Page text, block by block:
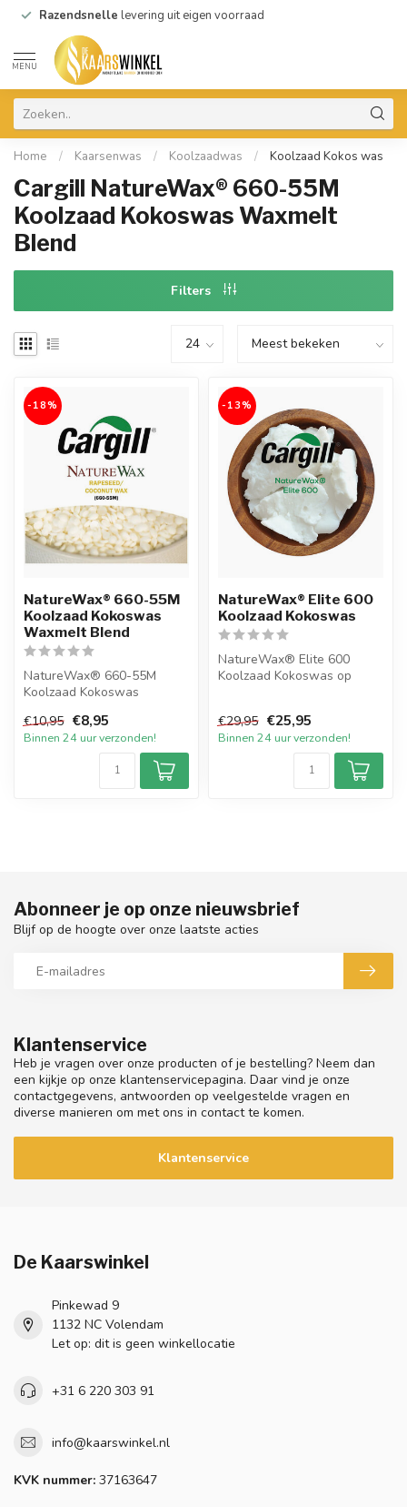
Razendsnelle levering uit eigen voorraad
MENU
Home / Kaarsenwas / Koolzaadwas / Koolzaad Kokos was
Cargill NatureWax® 660-55M
Koolzaad Kokoswas Waxmelt
Blend
Filters
-18%
NatureWax® 660-55M
Koolzaad Kokoswas
Waxmelt Blend
NatureWax® 660-55M
Koolzaad Kokoswas
uitstekend om op
ecologisc...
€10,95 €8,95
Binnen 24 uur verzonden!
-13%
NatureWax® Elite 600
Koolzaad Kokoswas
NatureWax® Elite 600
Koolzaad Kokoswas op
€29,95 €25,95
Binnen 24 uur verzonden!
Klantenservice
Heb je vragen over onze producten of je bestelling? Neem dan
een kijkje op onze klantenservicepagina. Daar vind je onze
contactgegevens, antwoorden op veelgestelde vragen en
diverse manieren om met ons in contact te komen.
Klantenservice
Abonneer je op onze nieuwsbrief
Blijf op de hoogte over onze laatste acties
De Kaarswinkel
Pinkewad 9
1132 NC Volendam
Let op: dit is geen winkellocatie
+31 6 220 303 91
info@kaarswinkel.nl
KVK nummer: 37163647